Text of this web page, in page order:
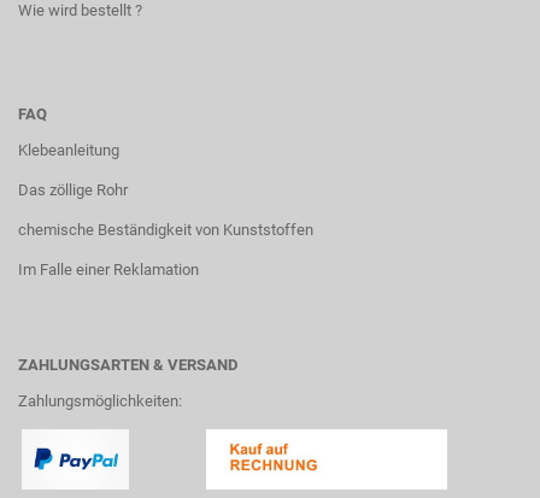
Wie wird bestellt ?
FAQ
Klebeanleitung
Das zöllige Rohr
chemische Beständigkeit von Kunststoffen
Im Falle einer Reklamation
ZAHLUNGSARTEN & VERSAND
Zahlungsmöglichkeiten: